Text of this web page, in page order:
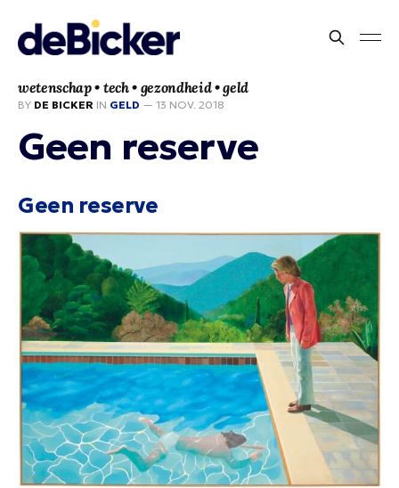
wetenschap • tech • gezondheid • geld
BY DE BICKER IN GELD — 13 NOV. 2018
Geen reserve
Geen reserve